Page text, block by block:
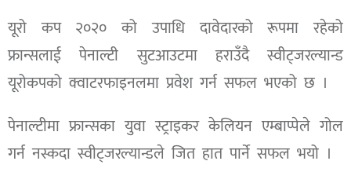
यूरो कप २०२० को उपाधि दावेदारको रूपमा रहेको
फ्रान्सलाई पेनाल्टी सुटआउटमा हराउँदै स्वीट्जरल्यान्ड
यूरोकपको क्वाटरफाइनलमा प्रवेश गर्न सफल भएको छ ।
पेनाल्टीमा फ्रान्सका युवा स्ट्राइकर केलियन एम्बाप्पेले गोल
गर्न नस्कदा स्वीट्जरल्यान्डले जित हात पार्ने सफल भयो ।